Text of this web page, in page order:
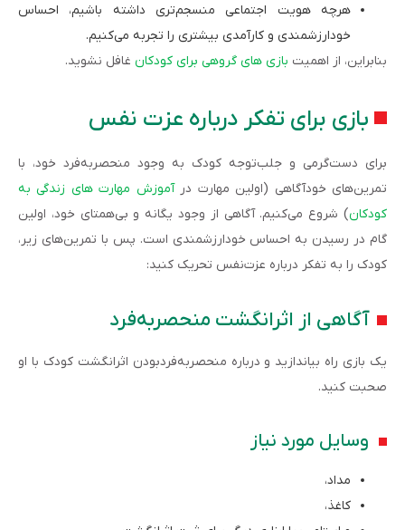
هرچه هویت اجتماعی منسجم‌تری داشته باشیم، احساس
خودارزشمندی و کارآمدی بیشتری را تجربه می‌کنیم.
بنابراین، از اهمیت بازی‌ های گروهی برای کودکان غافل نشوید.
بازی برای تفکر درباره عزت نفس
برای دست‌گرمی و جلب‌توجه کودک به وجود منحصربه‌فرد خود، با
تمرین‌های خودآگاهی (اولین مهارت درآموزش مهارت های زندگی به
کودکان) شروع می‌کنیم. آگاهی از وجود یگانه و بی‌همتای خود، اولین
گام در رسیدن به احساس خودارزشمندی است. پس با تمرین‌های زیر،
کودک را به تفکر درباره عزت‌نفس تحریک کنید:
آگاهی از اثرانگشت منحصربه‌فرد
یک بازی راه بیاندازید و درباره منحصربه‌فردبودن اثرانگشت کودک با او
صحبت کنید.
وسایل مورد نیاز
مداد،
کاغذ،